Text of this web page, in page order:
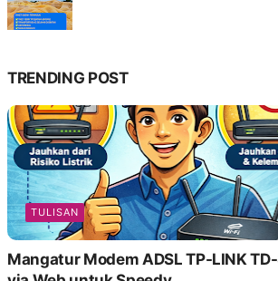
TRENDING POST
TULISAN
Mangatur Modem ADSL TP-LINK